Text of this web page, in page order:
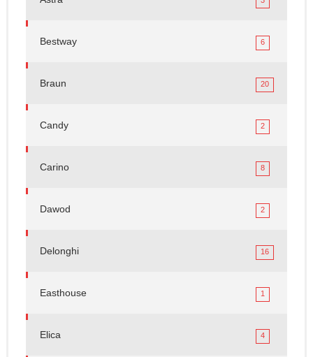
Bestway 6
Braun 20
Candy 2
Carino 8
Dawod 2
Delonghi 16
Easthouse 1
Elica 4